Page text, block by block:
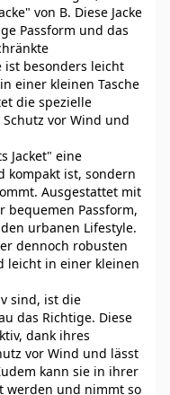
von B. Diese Jacke
Passform und das
ist besonders leicht
einer kleinen Tasche
die spezielle
vor Wind und
Jacket" eine
kompakt ist, sondern
Ausgestattet mit
bequemen Passform,
urbanen Lifestyle.
dennoch robusten
leicht in einer kleinen
sind, ist die
das Richtige. Diese
dank ihres
vor Wind und lässt
kann sie in ihrer
werden und nimmt so